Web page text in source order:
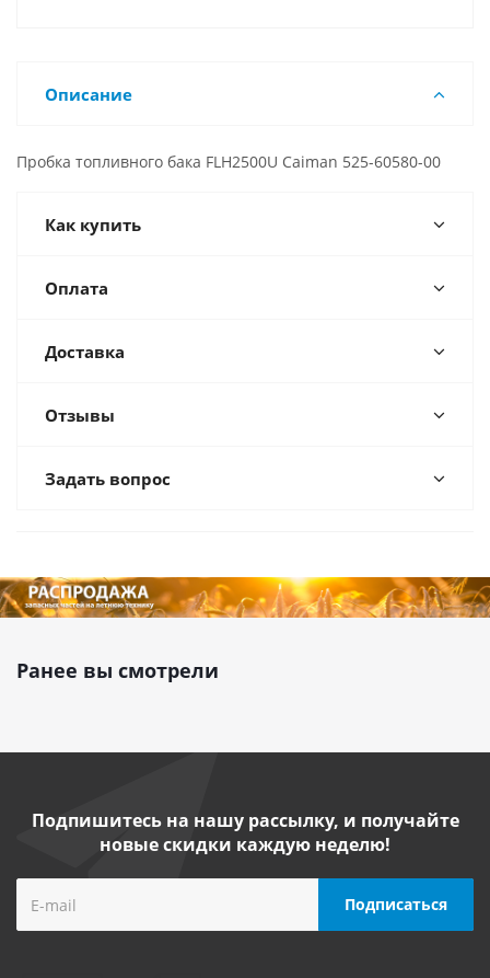
Описание
Пробка топливного бака FLH2500U Caiman 525-60580-00
Как купить
Оплата
Доставка
Отзывы
Задать вопрос
Ранее вы смотрели
Подпишитесь на нашу рассылку, и получайте
новые скидки каждую неделю!